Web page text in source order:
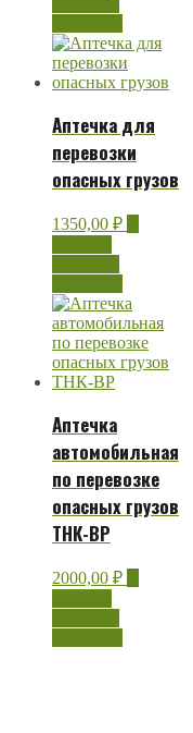
Аптечка для
перевозки
опасных грузов
1350,00 ₽
Аптечка
автомобильная
по перевозке
опасных грузов
ТНК-ВР
2000,00 ₽